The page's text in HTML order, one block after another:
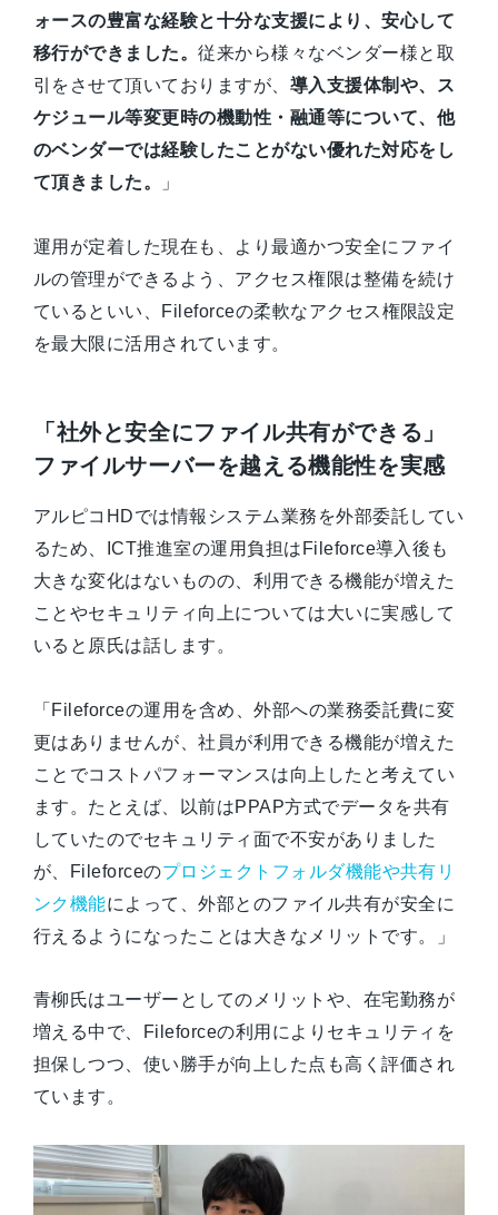
ォースの豊富な経験と十分な支援により、安心して
移行ができました。従来から様々なベンダー様と取
引をさせて頂いておりますが、 導入支援体制や、ス
ケジュール等変更時の機動性・融通等について、他
のベンダーでは経験したことがない優れた対応をし
て頂きました。
」
運用が定着した現在も、より最適かつ安全にファイ
ルの管理ができるよう、アクセス権限は整備を続け
ているといい、Fileforceの柔軟なアクセス権限設定
を最大限に活用されています。
「社外と安全にファイル共有ができる」
ファイルサーバーを越える機能性を実感
アルピコHDでは情報システム業務を外部委託してい
るため、ICT推進室の運用負担はFileforce導入後も
大きな変化はないものの、利用できる機能が増えた
ことやセキュリティ向上については大いに実感して
いると原氏は話します。
「Fileforceの運用を含め、外部への業務委託費に変
更はありませんが、社員が利用できる機能が増えた
ことでコストパフォーマンスは向上したと考えてい
ます。たとえば、以前はPPAP方式でデータを共有
していたのでセキュリティ面で不安がありました
が、Fileforceのプロジェクトフォルダ機能や共有リ
ンク機能によって、外部とのファイル共有が安全に
行えるようになったことは大きなメリットです。」
青柳氏はユーザーとしてのメリットや、在宅勤務が
増える中で、Fileforceの利用によりセキュリティを
担保しつつ、使い勝手が向上した点も高く評価され
ています。